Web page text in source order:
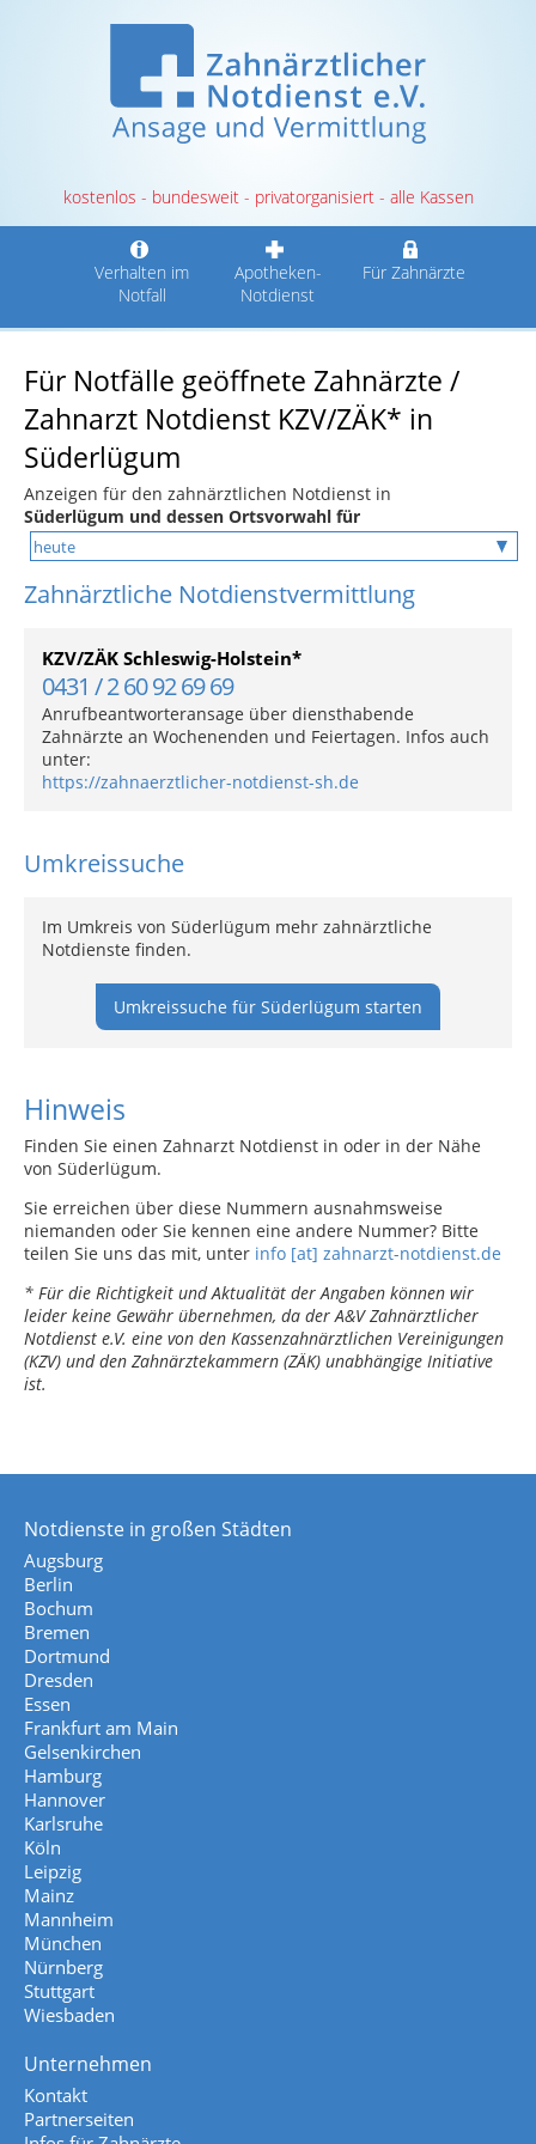
kostenlos - bundesweit - privatorganisiert - alle Kassen
Verhalten im
Notfall
Apotheken-
Notdienst
Für Zahnärzte
Für Notfälle geöffnete Zahnärzte /
Zahnarzt Notdienst KZV/ZÄK* in
Süderlügum
Anzeigen für den zahnärztlichen Notdienst in
Süderlügum und dessen Ortsvorwahl für
Zahnärztliche Notdienstvermittlung
KZV/ZÄK Schleswig-Holstein*
0431 / 2 60 92 69 69
Anrufbeantworteransage über diensthabende
Zahnärzte an Wochenenden und Feiertagen. Infos auch
unter:
https://zahnaerztlicher-notdienst-sh.de
Umkreissuche
Im Umkreis von Süderlügum mehr zahnärztliche
Notdienste finden.
Umkreissuche für Süderlügum starten
Hinweis
Finden Sie einen Zahnarzt Notdienst in oder in der Nähe
von Süderlügum.
Sie erreichen über diese Nummern ausnahmsweise
niemanden oder Sie kennen eine andere Nummer? Bitte
teilen Sie uns das mit, unter info [at] zahnarzt-notdienst.de
* Für die Richtigkeit und Aktualität der Angaben können wir
leider keine Gewähr übernehmen, da der A&V Zahnärztlicher
Notdienst e.V. eine von den Kassenzahnärztlichen Vereinigungen
(KZV) und den Zahnärztekammern (ZÄK) unabhängige Initiative
ist.
Notdienste in großen Städten
Augsburg
Berlin
Bochum
Bremen
Dortmund
Dresden
Essen
Frankfurt am Main
Gelsenkirchen
Hamburg
Hannover
Karlsruhe
Köln
Leipzig
Mainz
Mannheim
München
Nürnberg
Stuttgart
Wiesbaden
Unternehmen
Kontakt
Partnerseiten